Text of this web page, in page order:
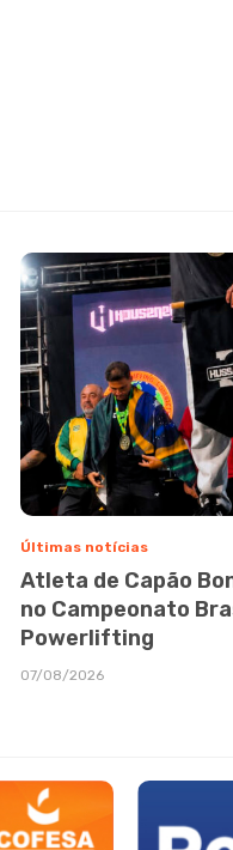
Últimas notícias
Atleta de Capão
no Campeonato
Powerlifting
07/08/2026